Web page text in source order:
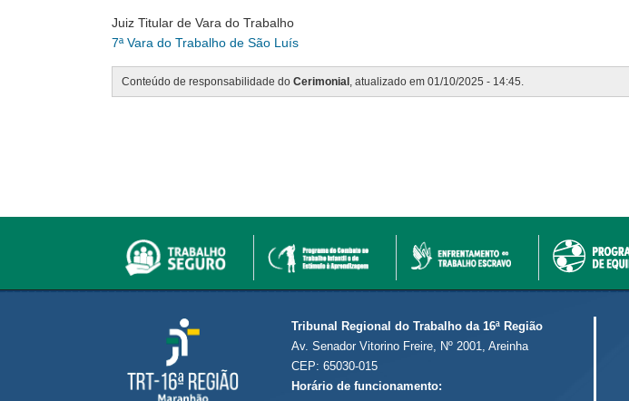
Juiz Titular de Vara do Trabalho
7ª Vara do Trabalho de São Luís
Conteúdo de responsabilidade do Cerimonial , atualizado em 01/10/2025 - 14:45.
Tribunal Regional do Trabalho da 16ª Região
Av. Senador Vitorino Freire, Nº 2001, Areinha
CEP: 65030-015
Horário de funcionamento: